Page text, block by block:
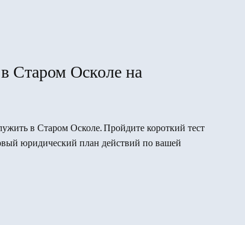
Старом Осколе на
в Старом Осколе. Пройдите короткий тест
юридический план действий по вашей